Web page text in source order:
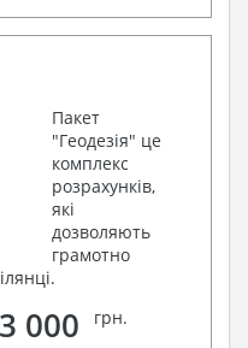
Пакет
"Геодезія" це
комплекс
розрахунків,
які
дозволяють
грамотно
3 000 грн.